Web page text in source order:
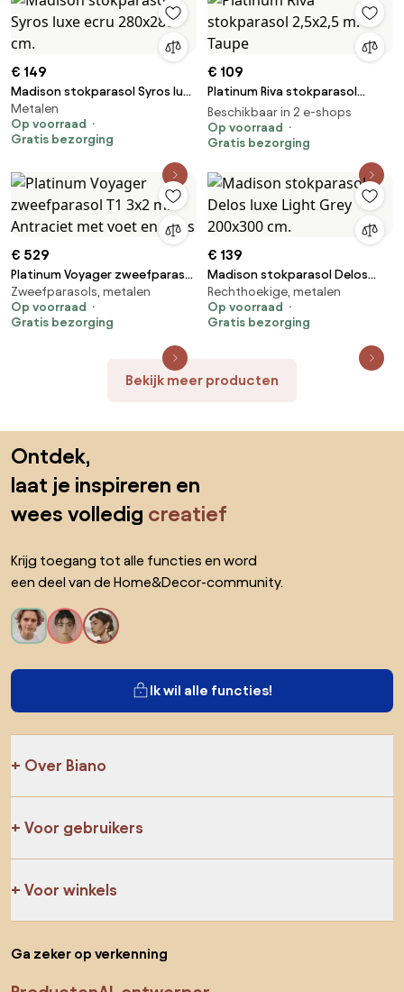
€ 149
Madison stokparasol Syros luxe
ecru 280x280 cm.
Metalen
Op voorraad
Gratis bezorging
€ 109
Platinum Riva stokparasol
2,5x2,5 m. - Taupe
Beschikbaar in 2 e-shops
Op voorraad
Gratis bezorging
€ 529
Platinum Voyager zweefparasol
T1 3x2 m. - Antraciet met voet
en hoes
Zweefparasols, metalen
Op voorraad
Gratis bezorging
€ 139
Madison stokparasol Delos
luxe Light Grey 200x300 cm.
Rechthoekige, metalen
Op voorraad
Gratis bezorging
Bekijk meer producten
Ontdek,
laat je inspireren en
wees volledig creatief
Krijg toegang tot alle functies en word
een deel van de Home&Decor-community.
Ik wil alle functies!
Over Biano
Voor gebruikers
Voor winkels
Ga zeker op verkenning